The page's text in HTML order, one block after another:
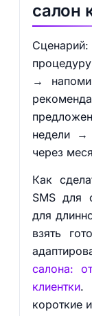
салон
→
недели →
через
Как
SMS для
для
взять
салона:
клиентки.
короткие